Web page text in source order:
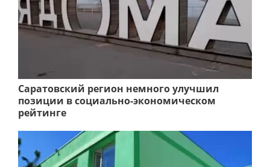
Саратовский регион немного улучшил
позиции в социально-экономическом
рейтинге